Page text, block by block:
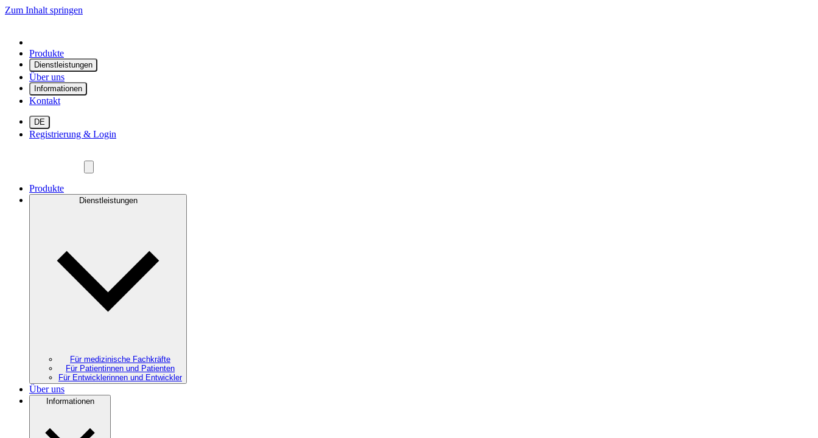
Zum Inhalt springen
Produkte
Dienstleistungen
Über uns
Informationen
Kontakt
DE
Registrierung & Login
Produkte
Dienstleistungen
Für medizinische Fachkräfte
Für Patientinnen und Patienten
Für Entwicklerinnen und Entwickler
Über uns
Informationen